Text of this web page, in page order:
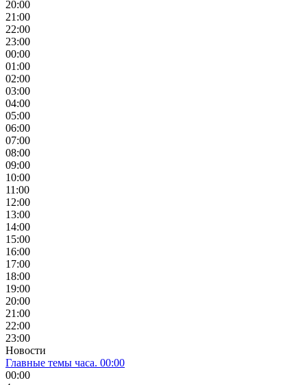
20:00
21:00
22:00
23:00
00:00
01:00
02:00
03:00
04:00
05:00
06:00
07:00
08:00
09:00
10:00
11:00
12:00
13:00
14:00
15:00
16:00
17:00
18:00
19:00
20:00
21:00
22:00
23:00
Новости
Главные темы часа. 00:00
00:00